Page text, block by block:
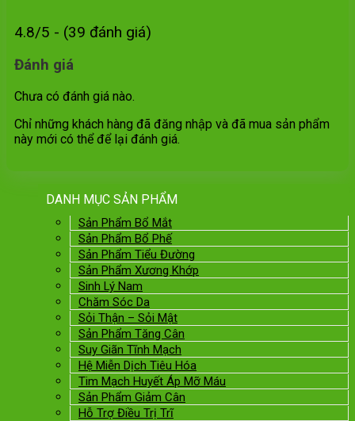
4.8/5 - (39 đánh giá)
Đánh giá
Chưa có đánh giá nào.
Chỉ những khách hàng đã đăng nhập và đã mua sản phẩm
này mới có thể để lại đánh giá.
DANH MỤC SẢN PHẨM
Sản Phẩm Bổ Mắt
Sản Phẩm Bổ Phế
Sản Phẩm Tiểu Đường
Sản Phẩm Xương Khớp
Sinh Lý Nam
Chăm Sóc Da
Sỏi Thận – Sỏi Mật
Sản Phẩm Tăng Cân
Suy Giãn Tĩnh Mạch
Hệ Miễn Dịch Tiêu Hóa
Tim Mạch Huyết Áp Mỡ Máu
Sản Phẩm Giảm Cân
Hỗ Trợ Điều Trị Trĩ